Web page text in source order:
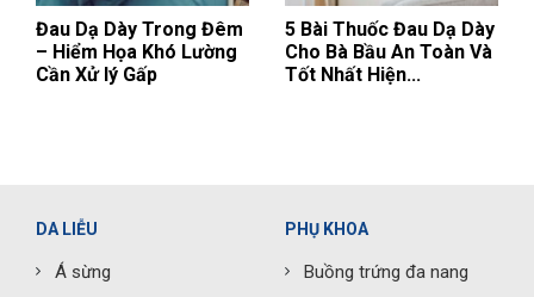
Đau Dạ Dày Trong Đêm
– Hiểm Họa Khó Lường
Cần Xử lý Gấp
5 Bài Thuốc Đau Dạ Dày
Cho Bà Bầu An Toàn Và
Tốt Nhất Hiện...
DA LIỄU
Á sừng
PHỤ KHOA
Buồng trứng đa nang